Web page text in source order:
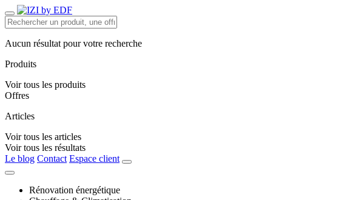
Aucun résultat pour votre recherche
Produits
Voir tous les produits
Offres
Articles
Voir tous les articles
Voir tous les résultats
Le blog Contact Espace client
Rénovation énergétique